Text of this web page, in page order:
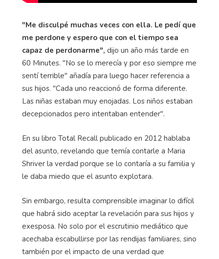
"Me disculpé muchas veces con ella. Le pedí que
me perdone y espero que con el tiempo sea
capaz de perdonarme", dijo un año más tarde en
60 Minutes. "No se lo merecía y por eso siempre me
sentí terrible" añadía para luego hacer referencia a
sus hijos. "Cada uno reaccionó de forma diferente.
Las niñas estaban muy enojadas. Los niños estaban
decepcionados pero intentaban entender".
En su libro Total Recall publicado en 2012 hablaba
del asunto, revelando que temía contarle a Maria
Shriver la verdad porque se lo contaría a su familia y
le daba miedo que el asunto explotara.
Sin embargo, resulta comprensible imaginar lo difícil
que habrá sido aceptar la revelación para sus hijos y
exesposa. No solo por el escrutinio mediático que
acechaba escabullirse por las rendijas familiares, sino
también por el impacto de una verdad que